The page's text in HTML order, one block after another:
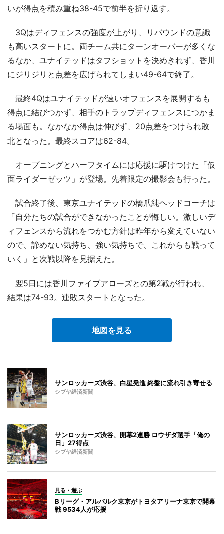
いが得点を積み重ね38-45で前半を折り返す。
3Qはディフェンスの強度が上がり、リバウンドの意識
も高いスタートに。両チーム共にターンオーバーが多くな
るなか、ユナイテッドはタフショットを決めきれず、香川
にジリジリと点差を広げられてしまい49-64で終了。
最終4Qはユナイテッドが速いオフェンスを展開するも
得点に結びつかず、相手のトラップディフェンスにつかま
る場面も。なかなか得点は伸びず、20点差をつけられ敗
北となった。最終スコアは62-84。
オープニングとハーフタイムには応援に駆けつけた「仮
面ライダーゼッツ」が登場。先着限定の撮影会も行った。
試合終了後、東京ユナイテッドの橋爪純ヘッドコーチは
「自分たちの試合ができなかったことが悔しい。激しいデ
ィフェンスから流れをつかむ方針は昨年から変えていない
ので、諦めない気持ち、強い気持ちで、これからも戦って
いく」と次戦以降を見据えた。
翌5日には香川ファイブアローズとの第2戦が行われ、
結果は74-93。連敗スタートとなった。
地図を見る
サンロッカーズ渋谷、白星発進 終盤に流れ引き寄せる
シブヤ経済新聞
サンロッカーズ渋谷、開幕2連勝 ロウザダ選手「俺の
日」27得点
シブヤ経済新聞
見る・遊ぶ
Bリーグ・アルバルク東京がトヨタアリーナ東京で開幕
戦 9534人が応援